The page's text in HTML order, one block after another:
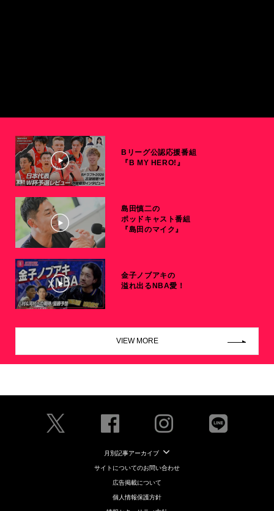
Bリーグ公認応援番組
『B MY HERO!』
島田慎二の
ポッドキャスト番組
『島田のマイク』
金子ノブアキの
溢れ出るNBA愛！
VIEW MORE
月別記事アーカイブ
サイトについてのお問い合わせ
広告掲載について
個人情報保護方針